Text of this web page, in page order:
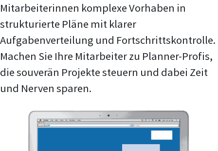
Mitarbeiterinnen komplexe Vorhaben in
strukturierte Pläne mit klarer
Aufgabenverteilung und Fortschrittskontrolle.
Machen Sie Ihre Mitarbeiter zu Planner-Profis,
die souverän Projekte steuern und dabei Zeit
und Nerven sparen.